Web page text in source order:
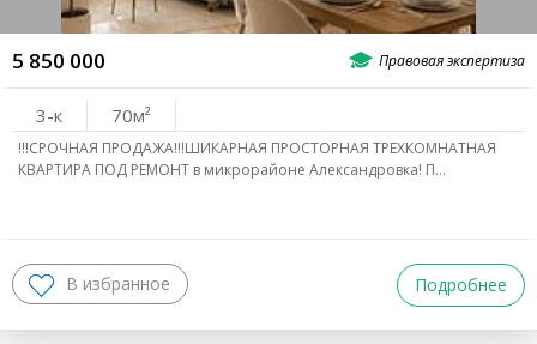
5 850 000
3-к 70
!!!СРОЧНАЯ ПРОДАЖА!!!ШИКАРНАЯ ПРОСТОРНАЯ ТРЕХКОМНАТНАЯ
КВАРТИРА ПОД РЕМОНТ в микрорайоне Александровка! П…
Подробнее